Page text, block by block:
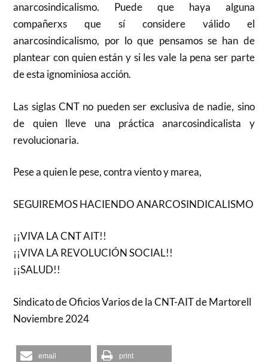
anarcosindicalismo. Puede que haya alguna
compañerxs que sí considere válido el
anarcosindicalismo, por lo que pensamos se han de
plantear con quien están y si les vale la pena ser parte
de esta ignominiosa acción.
Las siglas CNT no pueden ser exclusiva de nadie, sino
de quien lleve una práctica anarcosindicalista y
revolucionaria.
Pese a quien le pese, contra viento y marea,
SEGUIREMOS HACIENDO ANARCOSINDICALISMO
¡¡VIVA LA CNT AIT!!
¡¡VIVA LA REVOLUCIÓN SOCIAL!!
¡¡SALUD!!
Sindicato de Oficios Varios de la CNT-AIT de Martorell
Noviembre 2024
email print